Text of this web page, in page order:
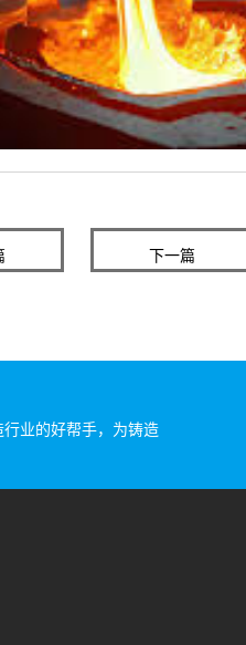
下一篇
业的好帮手，为铸造